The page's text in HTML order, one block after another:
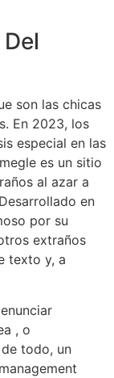
son las chicas
En 2023, los
especial en las
es un sitio
al azar a
en
por su
extraños
texto y, a
, o
todo, un